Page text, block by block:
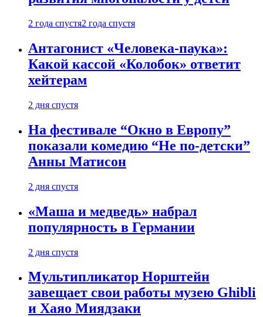
2 года спустя2 года спустя
Антагонист «Человека-паука»:
Какой кассой «Колобок» ответит
хейтерам
2 дня спустя
На фестивале “Окно в Европу”
показали комедию “Не по-детски”
Анны Матисон
2 дня спустя
«Маша и медведь» набрал
популярность в Германии
2 дня спустя
Мультипликатор Норштейн
завещает свои работы музею Ghibli
и Хаяо Миядзаки